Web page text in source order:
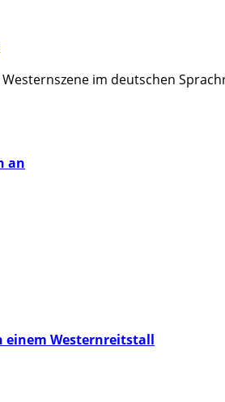
im deutschen
an
einem Westernreitstall